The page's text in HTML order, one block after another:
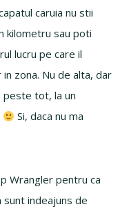
caruia nu stii
kilometru sau poti
lucru pe care il
zona. Nu de alta, dar
peste tot, la un
Si, daca nu ma
Wrangler pentru ca
sunt indeajuns de